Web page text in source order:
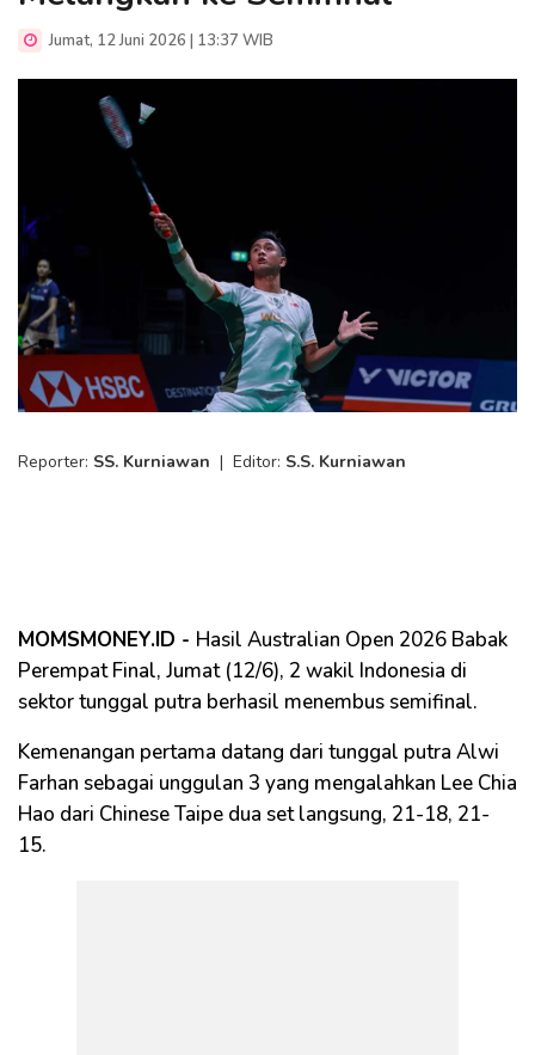
Jumat, 12 Juni 2026 | 13:37 WIB
Reporter: SS. Kurniawan | Editor: S.S. Kurniawan
MOMSMONEY.ID - Hasil Australian Open 2026 Babak
Perempat Final, Jumat (12/6), 2 wakil Indonesia di
sektor tunggal putra berhasil menembus semifinal.
Kemenangan pertama datang dari tunggal putra Alwi
Farhan sebagai unggulan 3 yang mengalahkan Lee Chia
Hao dari Chinese Taipe dua set langsung, 21-18, 21-
15.